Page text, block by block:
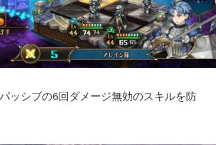
ッシブの6回ダメージ無効のスキルを防